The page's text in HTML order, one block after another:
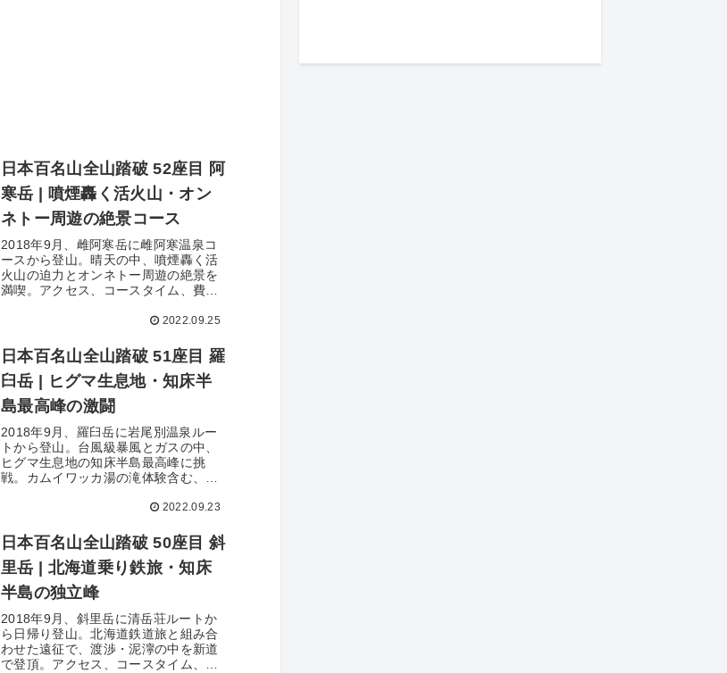
日本百名山全山踏破 52座目 阿
寒岳 | 噴煙轟く活火山・オン
ネトー周遊の絶景コース
2018年9月、雌阿寒岳に雌阿寒温泉コ
ースから登山。晴天の中、噴煙轟く活
火山の迫力とオンネトー周遊の絶景を
満喫。アクセス、コースタイム、費
2022.09.25
日本百名山全山踏破 51座目 羅
臼岳 | ヒグマ生息地・知床半
島最高峰の激闘
2018年9月、羅臼岳に岩尾別温泉ルー
トから登山。台風級暴風とガスの中、
ヒグマ生息地の知床半島最高峰に挑
戦。カムイワッカ湯の滝体験含む、ア
2022.09.23
日本百名山全山踏破 50座目 斜
里岳 | 北海道乗り鉄旅・知床
半島の独立峰
2018年9月、斜里岳に清岳荘ルートか
ら日帰り登山。北海道鉄道旅と組み合
わせた遠征で、渡渉・泥濘の中を新道
で登頂。アクセス、コースタイム、費